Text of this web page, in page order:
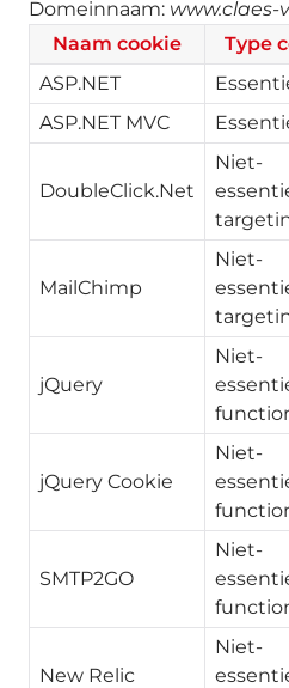
Domeinnaam: www.claes-
Naam cookie
Type
ASP.NET
ASP.NET MVC
DoubleClick.Net
Niet-
MailChimp
Niet-
jQuery
Niet-
jQuery Cookie
Niet-
SMTP2GO
Niet-
New Relic
Niet-